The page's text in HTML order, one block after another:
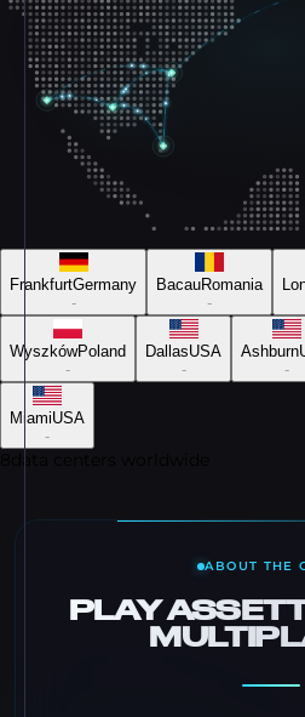
FrankfurtGermany
-
BacauRomania
-
WyszkówPoland
-
DallasUSA
-
Ashburn
-
MiamiUSA
-
ABOUT THE
PLAY